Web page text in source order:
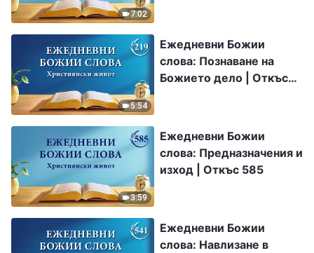
7:02
5:54
Ежедневни Божии
слова: Познаване на
Божието дело | Откъс
3:59
Ежедневни Божии
слова: Предназначения и
изход | Откъс 585
Ежедневни Божии
слова: Навлизане в